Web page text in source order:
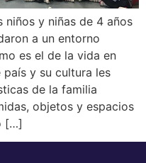
niños y niñas de 4 años
a un entorno
es el de la vida en
y su cultura les
de la familia
objetos y espacios
[…]